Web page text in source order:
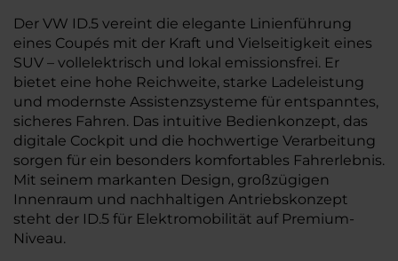
Der VW ID.5 vereint die elegante Linienführung
eines Coupés mit der Kraft und Vielseitigkeit eines
SUV – vollelektrisch und lokal emissionsfrei. Er
bietet eine hohe Reichweite, starke Ladeleistung
und modernste Assistenzsysteme für entspanntes,
sicheres Fahren. Das intuitive Bedienkonzept, das
digitale Cockpit und die hochwertige Verarbeitung
sorgen für ein besonders komfortables Fahrerlebnis.
Mit seinem markanten Design, großzügigen
Innenraum und nachhaltigen Antriebskonzept
steht der ID.5 für Elektromobilität auf Premium-
Niveau.